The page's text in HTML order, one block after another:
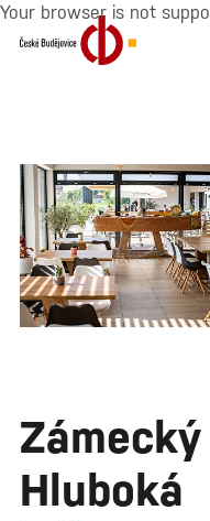
Your browser is not
Hluboká